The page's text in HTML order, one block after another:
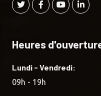
Heures
Lundi - Vendredi:
09h - 19h